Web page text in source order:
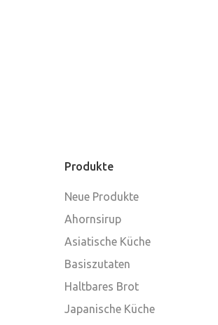
Produkte
Neue Produkte
Ahornsirup
Asiatische Küche
Basiszutaten
Haltbares Brot
Japanische Küche